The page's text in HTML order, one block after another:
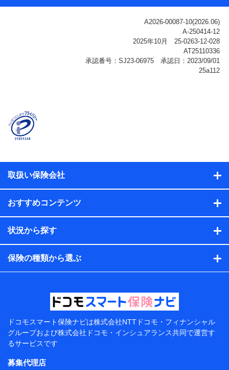
ご契約状態・ご利用履歴インターネット利用時の行動に
関する情報、アプリケーション利用時の行動に関する情
報、購入されたサービスや商品の名称・購入場所・決済
に関する情報、アンケートの回答に関する情報などが含
名、住所、生年月日、性別、保険契約者と被保険者の関
係、保険加入の目的、保険商品の内容、保険料、保険料
のお支払方法、車のメーカーや走行距離などの情報、建
ル内容や送信履歴の情報及び保険の更改案内等を提供し
保険契約情報
当社または株式会社NTTドコモ・フィナンシャルグルー
プが取得し、又は保有する保険契約に関する情報。例と
して、保険契約者及び被保険者の氏名、住所、生年月
日、性別、保険契約者と被保険者の関係、保険加入の目
的、保険商品の内容、保険料、保険料のお支払方法、車
のメーカーや走行距離などの情報、建物の構造や築年数
などの情報、ペットの種類や年齢などの情報などが含ま
提供当事者から受領当事者が個人データを取得する方法
電子的・電磁的方法等
【共同して利用する者の範囲】
当社
株式会社NTTドコモ・フィナンシャルグループ
【利用目的】
取扱い保険会社
おすすめコンテンツ
状況から探す
保険の種類から選ぶ
ドコモスマート保険ナビは株式会社NTTドコモ・フィナンシャル
グループおよび株式会社ドコモ・インシュアランス共同で運営す
るサービスです
募集代理店